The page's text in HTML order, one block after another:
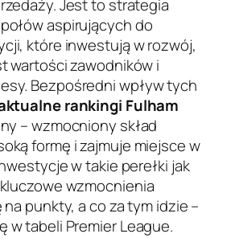
Jest to strategia
aspirujących do
które inwestują w rozwój,
wartości zawodników i
Bezpośredni wpływ tych
rankingi Fulham
– wzmocniony skład
formę i zajmuje miejsce w
w takie perełki jak
wzmocnienia
na punkty, a co za tym idzie –
w tabeli Premier League.